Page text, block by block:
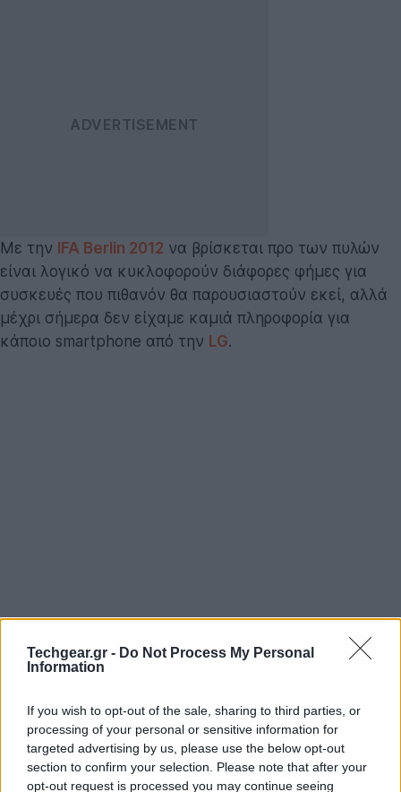
Techgear.gr - Do Not Process My Personal
Information
If you wish to opt-out of the sale, sharing to third parties, or
processing of your personal or sensitive information for
targeted advertising by us, please use the below opt-out
section to confirm your selection. Please note that after your
opt-out request is processed you may continue seeing
Με την IFA Berlin 2012 να βρίσκεται προ των πυλών
είναι λογικό να κυκλοφορούν διάφορες φήμες για
συσκευές που πιθανόν θα παρουσιαστούν εκεί, αλλά
μέχρι σήμερα δεν είχαμε καμιά πληροφορία για
κάποιο smartphone από την LG.